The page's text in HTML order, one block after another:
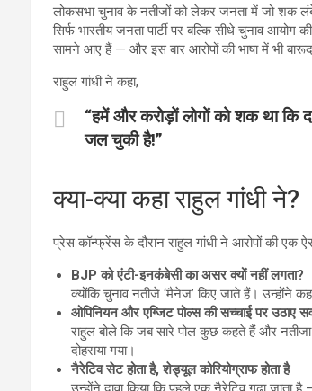
लोकसभा चुनाव के नतीजों को लेकर जनता में जो शक
सिर्फ भारतीय जनता पार्टी पर बल्कि सीधे चुनाव आयोग
सामने आए हैं — और इस बार आरोपों की भाषा में भी
राहुल गांधी ने कहा,
“हमें और करोड़ों लोगों को शक था
जल चुकी है!”
क्या-क्या कहा राहुल गांधी ने?
प्रेस कॉन्फ्रेंस के दौरान राहुल गांधी ने आरोपों की एक
BJP को एंटी-इनकंबेसी का असर क्यों नहीं लगता?
क्योंकि चुनाव नतीजे ‘मैनेज’ किए जाते हैं। उन्होंने
ओपिनियन और एग्जिट पोल्स की सच्चाई पर उठाए
राहुल बोले कि जब सारे पोल कुछ कहते हैं और नतीजा
दोहराया गया।
नैरेटिव सेट होता है, शेड्यूल कोरियोग्राफ होता है